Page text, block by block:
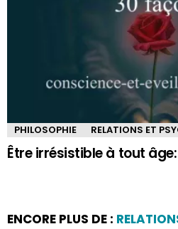
PHILOSOPHIE RELATIONS ET
Être irrésistible à tout
ENCORE PLUS DE :